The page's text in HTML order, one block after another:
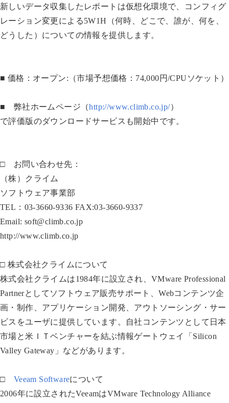
新しいデータ収集したレポートは仮想化環境で、コンフィグ
レーション変更による5W1H（何時、どこで、誰が、何を、
どうした）についての情報を提供します。
■ 価格：オープン:（市場予想価格：74,000円/CPUソケット）
■ 弊社ホームページ（http://www.climb.co.jp/）
で評価版のダウンロードサービスも開始中です。
□ お問い合わせ先：
（株）クライム
ソフトウェア事業部
TEL：03-3660-9336 FAX:03-3660-9337
Email: soft@climb.co.jp
http://www.climb.co.jp
□ 株式会社クライムについて
株式会社クライムは1984年に設立され、VMware Professional
Partnerとしてソフトウェア販売サポート、Webコンテンツ企
画・制作、アプリケーション開発、アウトソーシング・サー
ビスをユーザに提供しています。自社コンテンツとして日本
市場と米ＩＴベンチャーを結ぶ情報ゲートウェイ「Silicon
Valley Gateway」などがあります。
□ Veeam Softwareについて
2006年に設立されたVeeamはVMware Technology Alliance